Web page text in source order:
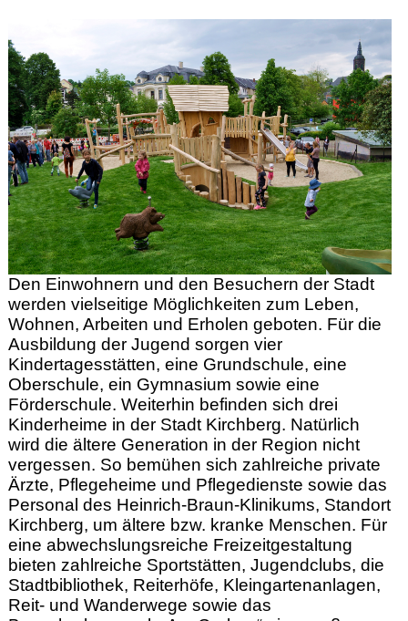
Den Einwohnern und den Besuchern der Stadt
werden vielseitige Möglichkeiten zum Leben,
Wohnen, Arbeiten und Erholen geboten. Für die
Ausbildung der Jugend sorgen vier
Kindertagesstätten, eine Grundschule, eine
Oberschule, ein Gymnasium sowie eine
Förderschule. Weiterhin befinden sich drei
Kinderheime in der Stadt Kirchberg. Natürlich
wird die ältere Generation in der Region nicht
vergessen. So bemühen sich zahlreiche private
Ärzte, Pflegeheime und Pflegedienste sowie das
Personal des Heinrich-Braun-Klinikums, Standort
Kirchberg, um ältere bzw. kranke Menschen. Für
eine abwechslungsreiche Freizeitgestaltung
bieten zahlreiche Sportstätten, Jugendclubs, die
Stadtbibliothek, Reiterhöfe, Kleingartenanlagen,
Reit- und Wanderwege sowie das